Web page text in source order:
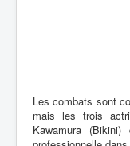
Les combats sont
mais les trois
Kawamura